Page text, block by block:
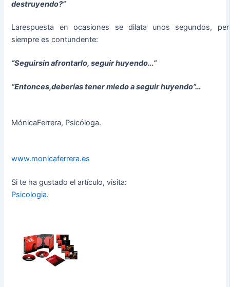
destruyendo?”
Larespuesta en ocasiones se dilata unos segundos,
siempre es contundente:
“Seguirsin afrontarlo, seguir huyendo…”
“Entonces,deberías tener miedo a seguir huyendo”…
MónicaFerrera, Psicóloga.
www.monicaferrera.es
Si te ha gustado el artículo, visita:
Psicologia.